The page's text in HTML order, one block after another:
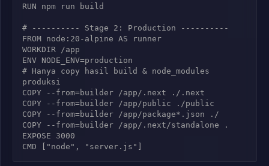
RUN npm run build
# ---------- Stage 2: Production ----------
FROM node:20-alpine AS runner
WORKDIR /app
ENV NODE_ENV=production
# Hanya copy hasil build & node_modules
produksi
COPY --from=builder /app/.next ./.next
COPY --from=builder /app/public ./public
COPY --from=builder /app/package*.json ./
COPY --from=builder /app/.next/standalone .
EXPOSE 3000